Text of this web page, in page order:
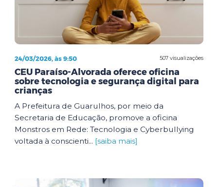
507 visualizações
24/03/2026, às 9:50
CEU Paraíso-Alvorada oferece oficina
sobre tecnologia e segurança digital para
crianças
A Prefeitura de Guarulhos, por meio da
Secretaria de Educação, promove a oficina
Monstros em Rede: Tecnologia e Cyberbullying
voltada à conscienti... [saiba mais]